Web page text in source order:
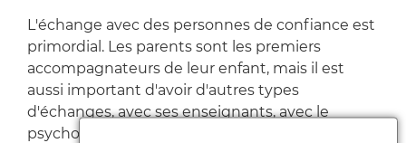
L'échange avec des personnes de confiance est
primordial. Les parents sont les premiers
accompagnateurs de leur enfant, mais il est
aussi important d'avoir d'autres types
d'échanges, avec ses enseignants, avec le
psychologue de l'Education nationale, si c'est